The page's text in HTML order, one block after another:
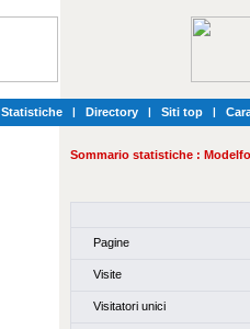
Statistiche | Directory | Siti top |
Sommario statistiche :
Pagine
Visite
Visitatori unici